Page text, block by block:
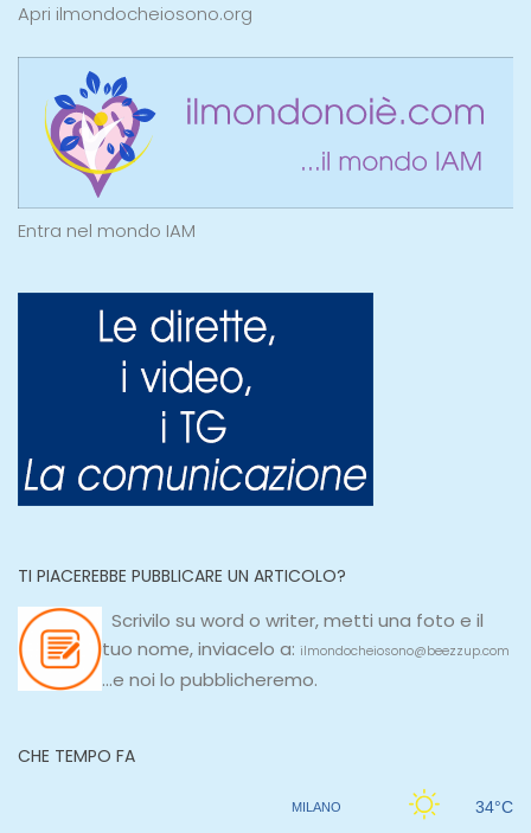
Apri ilmondocheiosono.org
Entra nel mondo IAM
TI PIACEREBBE PUBBLICARE UN ARTICOLO?
Scrivilo su word o writer, metti una foto e il
tuo nome, inviacelo a: ilmondocheiosono@beezzup.com
...e noi lo pubblicheremo.
CHE TEMPO FA